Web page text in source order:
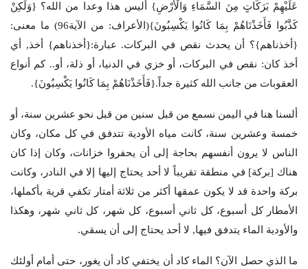
عَلَيْهِمْ بَرَكَاتٍ مِنَ السَّمَاءِ وَالْأَرْضِ} أليس هذا وعدا من الله؟ {وَلَكِنْ
كَذَّبُوا فَأَخَذْنَاهُمْ بِمَا كَانُوا يَكْسِبُونَ}(الأعراف: من الآية96) ما معنى:
{أخذناهم}؟ أن يحدث نقص في البركات. عبارة:{أخذناهم} أخذ, أي
أخذ كان: نقص في البركات، أو خزي في الدنيا، أو ذلة، أو.. كم أنواع
العقوبات من جانب الله كثيرة جداً.{فَأَخَذْنَاهُمْ بِمَا كَانُوا يَكْسِبُونَ}.
ألسنا هنا في اليمن نسمع من قبل سنين من قبل نحو عشرين سنة، أو
خمسة وعشرين سنة، كانت مياه الأودية تتدفق في كل مكان، وكان
الناس لا يرون أنفسهم بحاجة إلى أن يحفروا خزانات، وكان إذا كان
هناك [بركة] في منطقة تقريباً لا أحد يحتاج إليها إلا في النادر، وكانت
بركة واحدة قد لا يكون عمقها أكثر من ثلاثة أمتار تكفي قرية بأكملها،
الأمطار كل أسبوع، كل ثاني أسبوع، كل شهر، كل ثاني شهر، وهكذا
والأودية الماء يتدفق فيها, لا أحد يحتاج إلى أن يسقي.
ما الذي حصل الآن؟ الماء كاد أن يختفي كاد أن يغور، حتى أمام أولئك